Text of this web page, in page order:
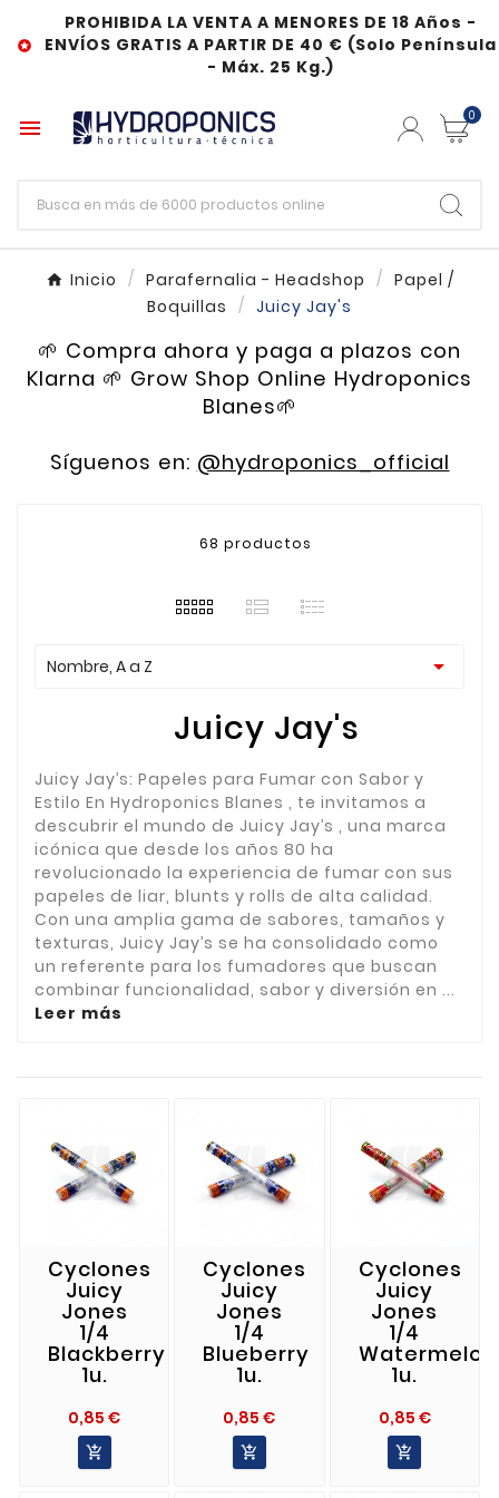

PROHIBIDA LA VENTA A MENORES DE 18 Años -
ENVÍOS GRATIS A PARTIR DE 40 € (Solo Península
- Máx. 25 Kg.)
 0
Inicio Parafernalia - Headshop
Papel /
Boquillas
Juicy Jay's
🌱 Compra ahora y paga a plazos con
Klarna 🌱 Grow Shop Online Hydroponics
Blanes🌱
Síguenos en: @hydroponics_official
68 productos
Nombre, A a Z 
Juicy Jay's
Juicy Jay’s: Papeles para Fumar con Sabor y
Estilo En Hydroponics Blanes , te invitamos a
descubrir el mundo de Juicy Jay’s , una marca
icónica que desde los años 80 ha
revolucionado la experiencia de fumar con sus
papeles de liar, blunts y rolls de alta calidad.
Con una amplia gama de sabores, tamaños y
texturas, Juicy Jay’s se ha consolidado como
un referente para los fumadores que buscan
combinar funcionalidad, sabor y diversión en ...
Leer más
Cyclones
Juicy
Jones
1/4
Blackberry
1u.
0,85 €Precio

Cyclones
Juicy
Jones
1/4
Blueberry
1u.
0,85 €Precio

Cyclones
Juicy
Jones
1/4
Watermelon
1u.
0,85 €Precio
